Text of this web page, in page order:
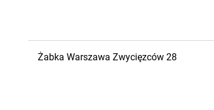
Żabka Warszawa Zwycięzców 28